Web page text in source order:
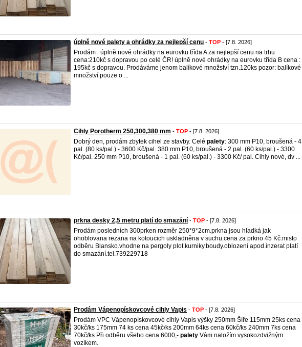
úplně nové palety a ohrádky za nejlepší cenu - TOP - [7.8. 2026]
Prodám : úplně nové ohrádky na eurovku třída A za nejlepší cenu na trhu
cena:210kč s dopravou po celé ČR! úplně nové ohrádky na eurovku třída B cena :
195kč s dopravou. Prodáváme jenom balíkové množství tzn.120ks pozor: balíkové
množství pouze o ...
Cihly Porotherm 250,300,380 mm - TOP - [7.8. 2026]
Dobrý den, prodám zbytek cihel ze stavby. Celé palety: 300 mm P10, broušená - 4
pal. (80 ks/pal.) - 3600 Kč/pal. 380 mm P10, broušená - 2 pal. (60 ks/pal.) - 3300
Kč/pal. 250 mm P10, broušená - 1 pal. (60 ks/pal.) - 3300 Kč/ pal. Cihly nové, dv ...
prkna desky 2,5 metru platí do smazání - TOP - [7.8. 2026]
Prodám posledních 300prken rozměr 250*9*2cm.prkna jsou hladká jak
ohoblovana rezana na kotoucich uskladněna v suchu.cena za prkno 45 Kč.misto
odběru Blansko.vhodne na pergoly plot.kurniky.boudy.oblozeni apod.inzerat platí
do smazání.tel.739229718
Prodám Vápenopískovcové cihly Vapis - TOP - [7.8. 2026]
Prodám VPC Vápenopískovcové cihly Vapis výšky 250mm Šíře 115mm 25ks cena
30kč/ks 175mm 74 ks cena 45kč/ks 200mm 64ks cena 60kč/ks 240mm 7ks cena
70kč/ks Při odběru všeho cena 6000,- palety Vám naložím vysokozdvižným
vozíkem.